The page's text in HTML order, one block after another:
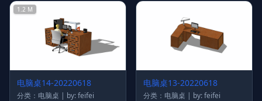
1.2 M
电脑桌14-20220618
分类：电脑桌 | by: feifei
电脑桌13-20220618
分类：电脑桌 | by: feifei